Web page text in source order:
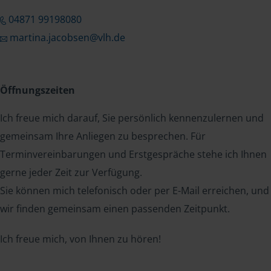
04871 99198080
martina.jacobsen@vlh.de
Öffnungszeiten
Ich freue mich darauf, Sie persönlich kennenzulernen und
gemeinsam Ihre Anliegen zu besprechen. Für
Terminvereinbarungen und Erstgespräche stehe ich Ihnen
gerne jeder Zeit zur Verfügung.
Sie können mich telefonisch oder per E-Mail erreichen, und
wir finden gemeinsam einen passenden Zeitpunkt.
Ich freue mich, von Ihnen zu hören!